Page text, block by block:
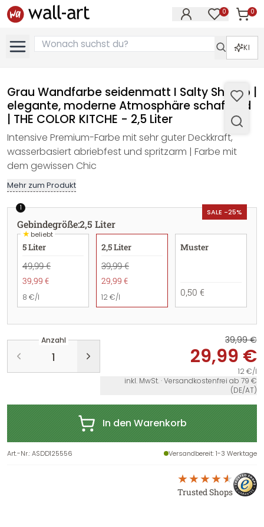
0 0
KI
Grau Wandfarbe seidenmatt I Salty Shrimp |
elegante, moderne Atmosphäre schaffend
| THE COLOR KITCHE - 2,5 Liter
Intensive Premium-Farbe mit sehr guter Deckkraft,
wasserbasiert abriebfest und spritzarm | Farbe mit
dem gewissen Chic
Mehr zum Produkt
SALE -25%
1
Gebindegröße:2,5 Liter
★beliebt
5 Liter
49,99 €
39,99 €
8 €/l
2,5 Liter
39,99 €
29,99 €
12 €/l
Muster
0,50 €
Anzahl 39,99 €
29,99 €
12 €/l
inkl. MwSt. · Versandkostenfrei ab 79 €
(DE/AT)
In den Warenkorb
Art.-Nr.:ASDD125556 Versandbereit: 1-3 Werktage
Trusted Shops